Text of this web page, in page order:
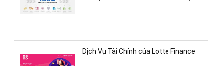
Dịch Vụ Tài Chính của Lotte Finance